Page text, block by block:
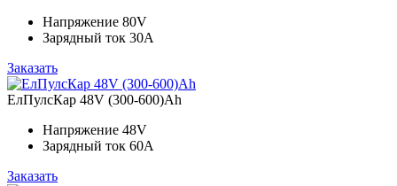
Напряжение 80V
Зарядный ток 30A
Заказать
ЕлПулсКар 48V (300-600)Ah
Напряжение 48V
Зарядный ток 60А
Заказать